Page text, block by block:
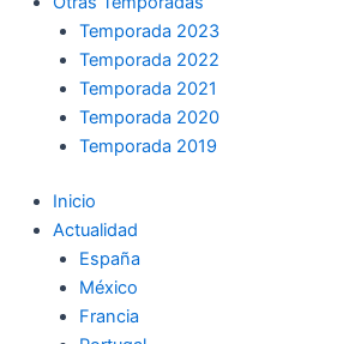
Temporada 2023
Temporada 2022
Temporada 2021
Temporada 2020
Temporada 2019
Inicio
Actualidad
España
México
Francia